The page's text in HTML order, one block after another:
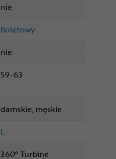
nie
fioletowy
nie
59-63
damskie, męskie
L
360° Turbine